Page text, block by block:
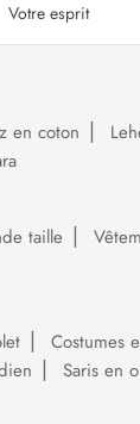
Votre esprit
en coton
taille
Costumes
Saris en